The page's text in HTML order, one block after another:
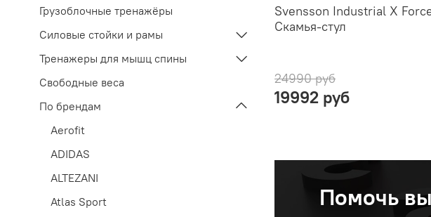
Svensson Industrial X
Скамья-стул
24990 руб
19992 руб
Помочь
Грузоблочные тренажёры
Силовые стойки и рамы
Тренажеры для мышц спины
Свободные веса
По брендам
Aerofit
ADIDAS
ALTEZANI
Atlas Sport